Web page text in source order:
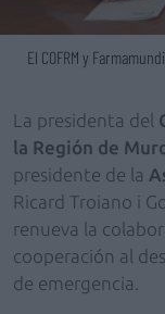
El COFRM y
La presidenta del
la Región de
presidente de la
Ricard Troiano i
renueva la
cooperación al
de emergencia.